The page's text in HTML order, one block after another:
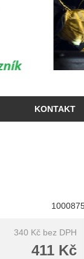
KONTAKT
340 Kč bez DPH
411 Kč